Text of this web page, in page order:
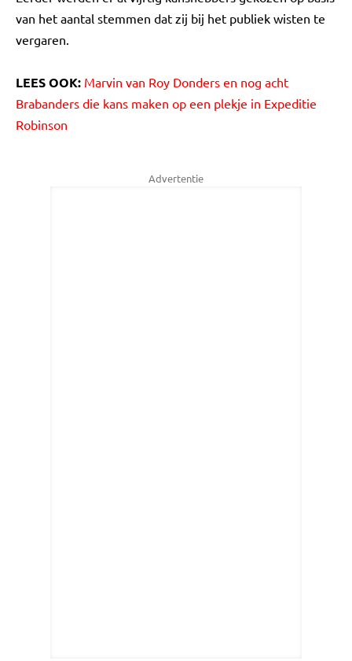
van het aantal stemmen dat zij bij het publiek wisten te
vergaren.
LEES OOK: Marvin van Roy Donders en nog acht
Brabanders die kans maken op een plekje in Expeditie
Robinson
Advertentie